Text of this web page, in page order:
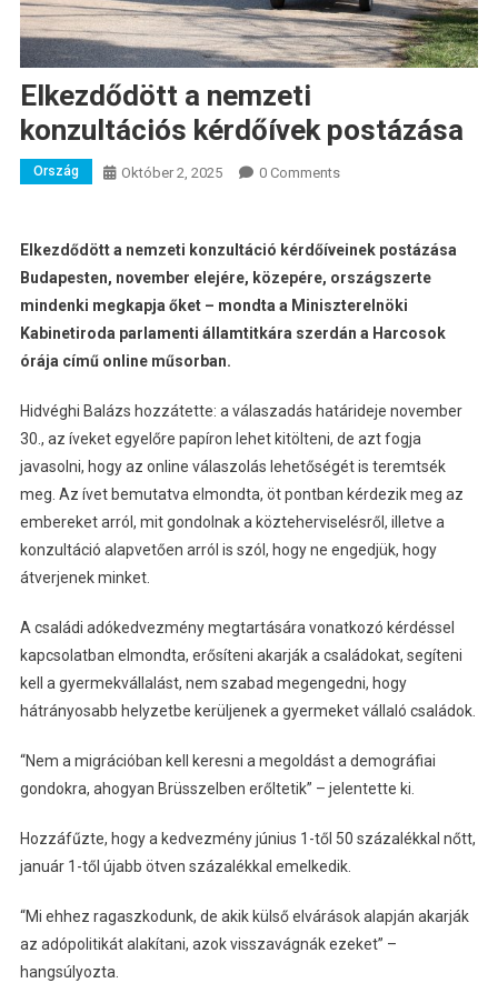
Elkezdődött a nemzeti
konzultációs kérdőívek postázása
Ország Október 2, 2025 0 Comments
Elkezdődött a nemzeti konzultáció kérdőíveinek postázása
Budapesten, november elejére, közepére, országszerte
mindenki megkapja őket – mondta a Miniszterelnöki
Kabinetiroda parlamenti államtitkára szerdán a Harcosok
órája című online műsorban.
Hidvéghi Balázs hozzátette: a válaszadás határideje november
30., az íveket egyelőre papíron lehet kitölteni, de azt fogja
javasolni, hogy az online válaszolás lehetőségét is teremtsék
meg. Az ívet bemutatva elmondta, öt pontban kérdezik meg az
embereket arról, mit gondolnak a közteherviselésről, illetve a
konzultáció alapvetően arról is szól, hogy ne engedjük, hogy
átverjenek minket.
A családi adókedvezmény megtartására vonatkozó kérdéssel
kapcsolatban elmondta, erősíteni akarják a családokat, segíteni
kell a gyermekvállalást, nem szabad megengedni, hogy
hátrányosabb helyzetbe kerüljenek a gyermeket vállaló családok.
“Nem a migrációban kell keresni a megoldást a demográfiai
gondokra, ahogyan Brüsszelben erőltetik” – jelentette ki.
Hozzáfűzte, hogy a kedvezmény június 1-től 50 százalékkal nőtt,
január 1-től újabb ötven százalékkal emelkedik.
“Mi ehhez ragaszkodunk, de akik külső elvárások alapján akarják
az adópolitikát alakítani, azok visszavágnák ezeket” –
hangsúlyozta.